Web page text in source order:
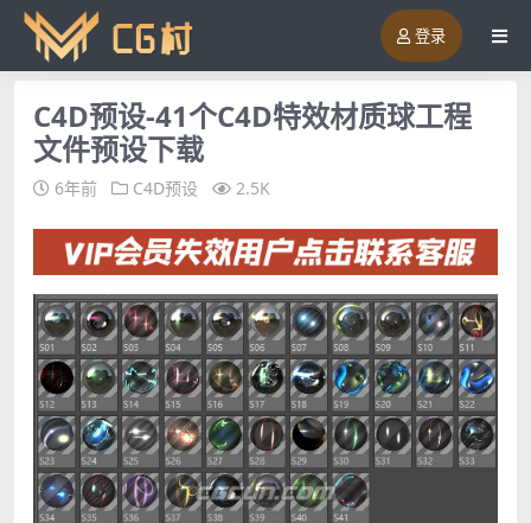
登录
C4D预设-41个C4D特效材质球工程
文件预设下载
6年前 C4D预设 2.5K